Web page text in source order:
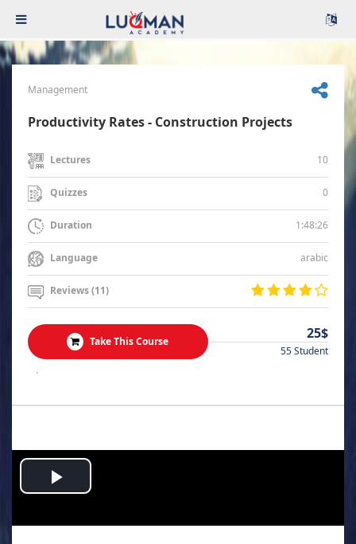
Management
Productivity Rates - Construction Projects
Lectures 10
Quizzes 0
Duration 1:48:26
Language arabic
Reviews (11)
Take This Course 25$
55 Student
.
Play
Video